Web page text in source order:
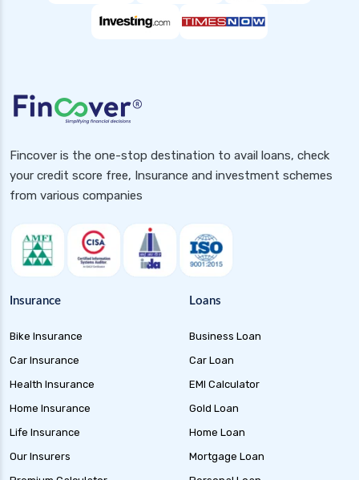
Fincover is the one-stop destination to avail loans, check
your credit score free, Insurance and investment schemes
from various companies
Insurance
Bike Insurance
Car Insurance
Health Insurance
Home Insurance
Life Insurance
Our Insurers
Loans
Business Loan
Car Loan
EMI Calculator
Gold Loan
Home Loan
Mortgage Loan